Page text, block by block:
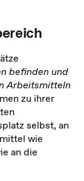
befinden und
Arbeitsmitteln
zu ihrer
selbst, an
wie
an die